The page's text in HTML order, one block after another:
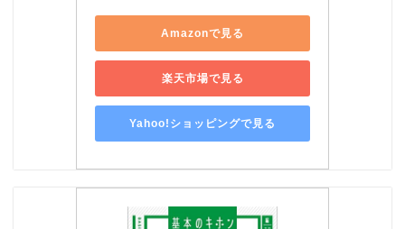
Amazonで見る
楽天市場で見る
Yahoo!ショッピングで見る